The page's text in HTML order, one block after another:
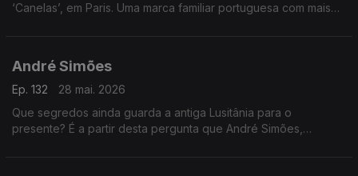
‘Canelas’, em Paris. Uma marca familiar portuguesa com mais
André Simões
Ep. 132
28 mai. 2026
Que segredos ainda guarda a antiga Lusitânia para o
presente? É a partir desta pergunta que André Simões,